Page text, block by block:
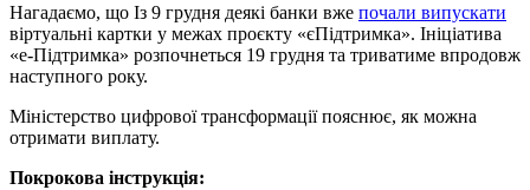
Нагадаємо, що Із 9 грудня деякі банки вже почали випускати
віртуальні картки у межах проєкту «єПідтримка». Ініціатива
«е-Підтримка» розпочнеться 19 грудня та триватиме впродовж
наступного року.
Міністерство цифрової трансформації пояснює, як можна
отримати виплату.
Покрокова інструкція: